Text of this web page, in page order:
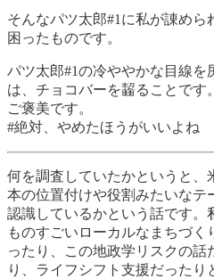
そんなパツ太郎#1に私が諌めら
困ったものです。
パツ太郎#1の冷ややかな目線を
は、チョコバーを齧ることで
ご褒美です。
#絶対、やめたほうがいいよね
何を調査していたかというと、
本の位置付けや役割みたいなテ
認識しているかという話です。
ものすごいローカルなまちづ
ったり、この地政学リスクの話
り、ライフシフト支援だったり